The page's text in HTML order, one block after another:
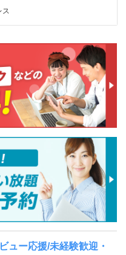
ス
ュー応援/未経験歓迎・